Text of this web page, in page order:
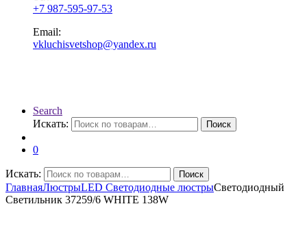
+7 987-595-97-53
Email:
vkluchisvetshop@yandex.ru
Search
Искать:
Поиск
0
Искать: Поиск
ГлавнаяЛюстрыLED Светодиодные люстрыСветодиодный
Светильник 37259/6 WHITE 138W